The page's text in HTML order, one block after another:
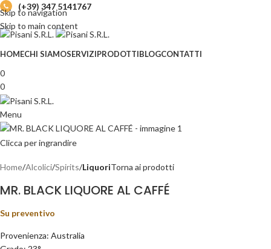
Skip to navigation
Skip to main content
(+39) 347 5141767
HOMECHI SIAMOSERVIZIPRODOTTIBLOGCONTATTI
0
0
Menu
Clicca per ingrandire
Home Alcolici Spirits LiquoriTorna ai prodotti
MR. BLACK LIQUORE AL CAFFÉ
Su preventivo
Provenienza: Australia